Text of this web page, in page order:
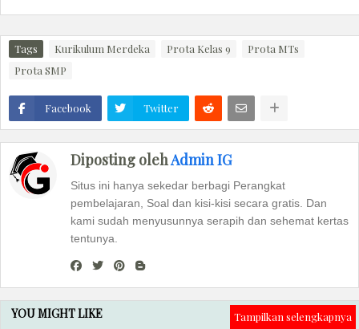
Tags Kurikulum Merdeka Prota Kelas 9
Prota MTs
Prota SMP
Facebook Twitter
Diposting olehAdmin IG
Situs ini hanya sekedar berbagi Perangkat
pembelajaran, Soal dan kisi-kisi secara gratis. Dan
kami sudah menyusunnya serapih dan sehemat kertas
tentunya.
YOU MIGHT LIKE Tampilkan selengkapnya